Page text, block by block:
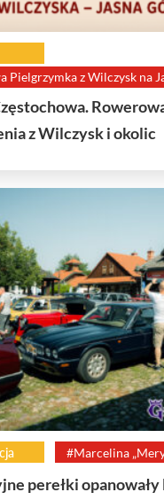
Pielgrzymka z Wilczysk na
z Wilczysk i okolic
#Marcelina
perełki opanowały